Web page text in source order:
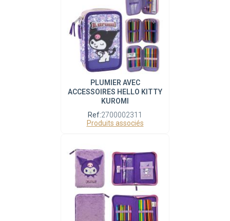
PLUMIER AVEC
ACCESSOIRES HELLO KITTY
KUROMI
Ref:2700002311
Produits associés